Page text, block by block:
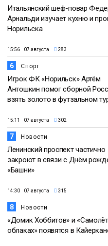
Итальянский шеф-повар
Арнальди изучает кухню и
Норильска
15:56 07 августа 283
6 Спорт
Игрок ФК «Норильск» Артём
Антошкин помог сборной
взять золото в футзальном
15:11 07 августа 302
7 Новости
Ленинский проспект частично
закроют в связи с Днём
«Башни»
14:30 07 августа 315
8 Новости
«Домик Хоббитов» и
облаках» появятся в